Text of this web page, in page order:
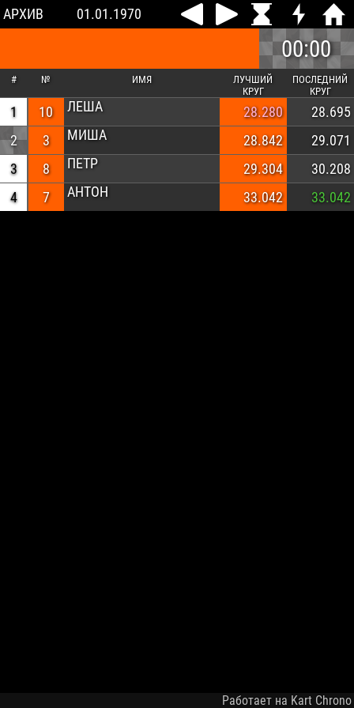
АРХИВ 01.01.1970
00:00
# № ИМЯ
ЛУЧШИЙ
КРУГ
ПОСЛЕДНИЙ
КРУГ
1 10 ЛЕША 28.280
28.695
2
3 МИША 28.842
29.071
3
8 ПЕТР 29.304
30.208
4
7 АНТОН 33.042 33.042
Работает на Kart Chrono